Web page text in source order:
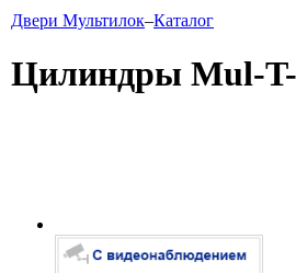
Двери Мультилок–Каталог
Цилиндры Mul-